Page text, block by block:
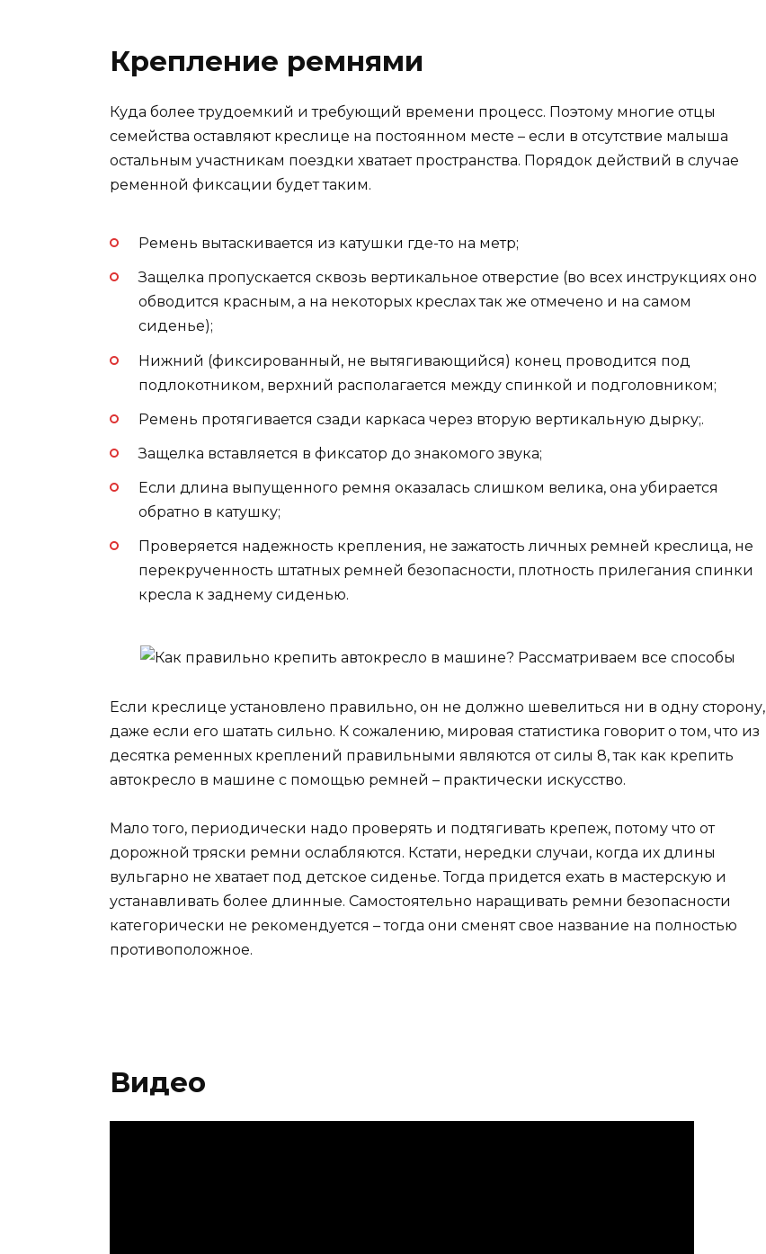
Крепление ремнями
Куда более трудоемкий и требующий времени процесс. Поэтому многие отцы
семейства оставляют креслице на постоянном месте – если в отсутствие малыша
остальным участникам поездки хватает пространства. Порядок действий в случае
ременной фиксации будет таким.
Ремень вытаскивается из катушки где-то на метр;
Защелка пропускается сквозь вертикальное отверстие (во всех инструкциях оно
обводится красным, а на некоторых креслах так же отмечено и на самом
сиденье);
Нижний (фиксированный, не вытягивающийся) конец проводится под
подлокотником, верхний располагается между спинкой и подголовником;
Ремень протягивается сзади каркаса через вторую вертикальную дырку;.
Защелка вставляется в фиксатор до знакомого звука;
Если длина выпущенного ремня оказалась слишком велика, она убирается
обратно в катушку;
Проверяется надежность крепления, не зажатость личных ремней креслица, не
перекрученность штатных ремней безопасности, плотность прилегания спинки
кресла к заднему сиденью.
Если креслице установлено правильно, он не должно шевелиться ни в одну сторону,
даже если его шатать сильно. К сожалению, мировая статистика говорит о том, что из
десятка ременных креплений правильными являются от силы 8, так как крепить
автокресло в машине с помощью ремней – практически искусство.
Мало того, периодически надо проверять и подтягивать крепеж, потому что от
дорожной тряски ремни ослабляются. Кстати, нередки случаи, когда их длины
вульгарно не хватает под детское сиденье. Тогда придется ехать в мастерскую и
устанавливать более длинные. Самостоятельно наращивать ремни безопасности
категорически не рекомендуется – тогда они сменят свое название на полностью
противоположное.
Видео